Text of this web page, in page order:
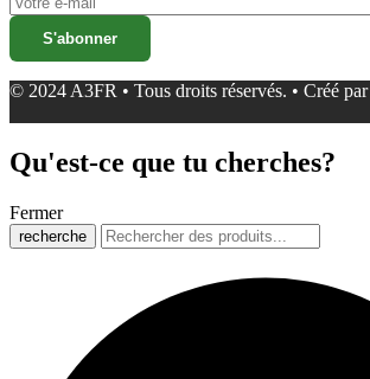
© 2024 A3FR • Tous droits réservés. • Créé par
Qu'est-ce que tu cherches?
Fermer
recherche